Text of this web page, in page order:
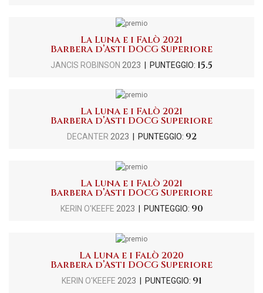
La Luna e i Falò 2021
Barbera d’Asti DOCG Superiore
JANCIS ROBINSON 2023 | PUNTEGGIO: 15.5
La Luna e i Falò 2021
Barbera d’Asti DOCG Superiore
DECANTER 2023 | PUNTEGGIO: 92
La Luna e i Falò 2021
Barbera d’Asti DOCG Superiore
KERIN O'KEEFE 2023 | PUNTEGGIO: 90
La Luna e i Falò 2020
Barbera d’Asti DOCG Superiore
KERIN O'KEEFE 2023 | PUNTEGGIO: 91